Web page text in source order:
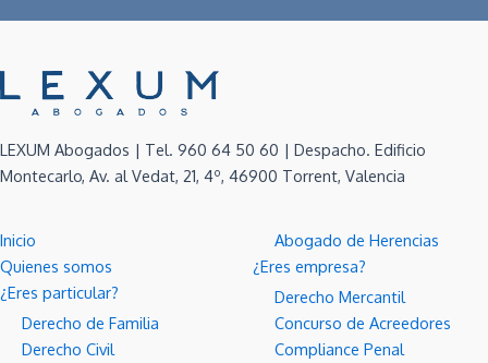
LEXUM Abogados | Tel. 960 64 50 60 | Despacho. Edificio
Montecarlo, Av. al Vedat, 21, 4º, 46900 Torrent, Valencia
Inicio
Quienes somos
¿Eres particular?
Derecho de Familia
Derecho Civil
Abogado de Herencias
¿Eres empresa?
Derecho Mercantil
Concurso de Acreedores
Compliance Penal